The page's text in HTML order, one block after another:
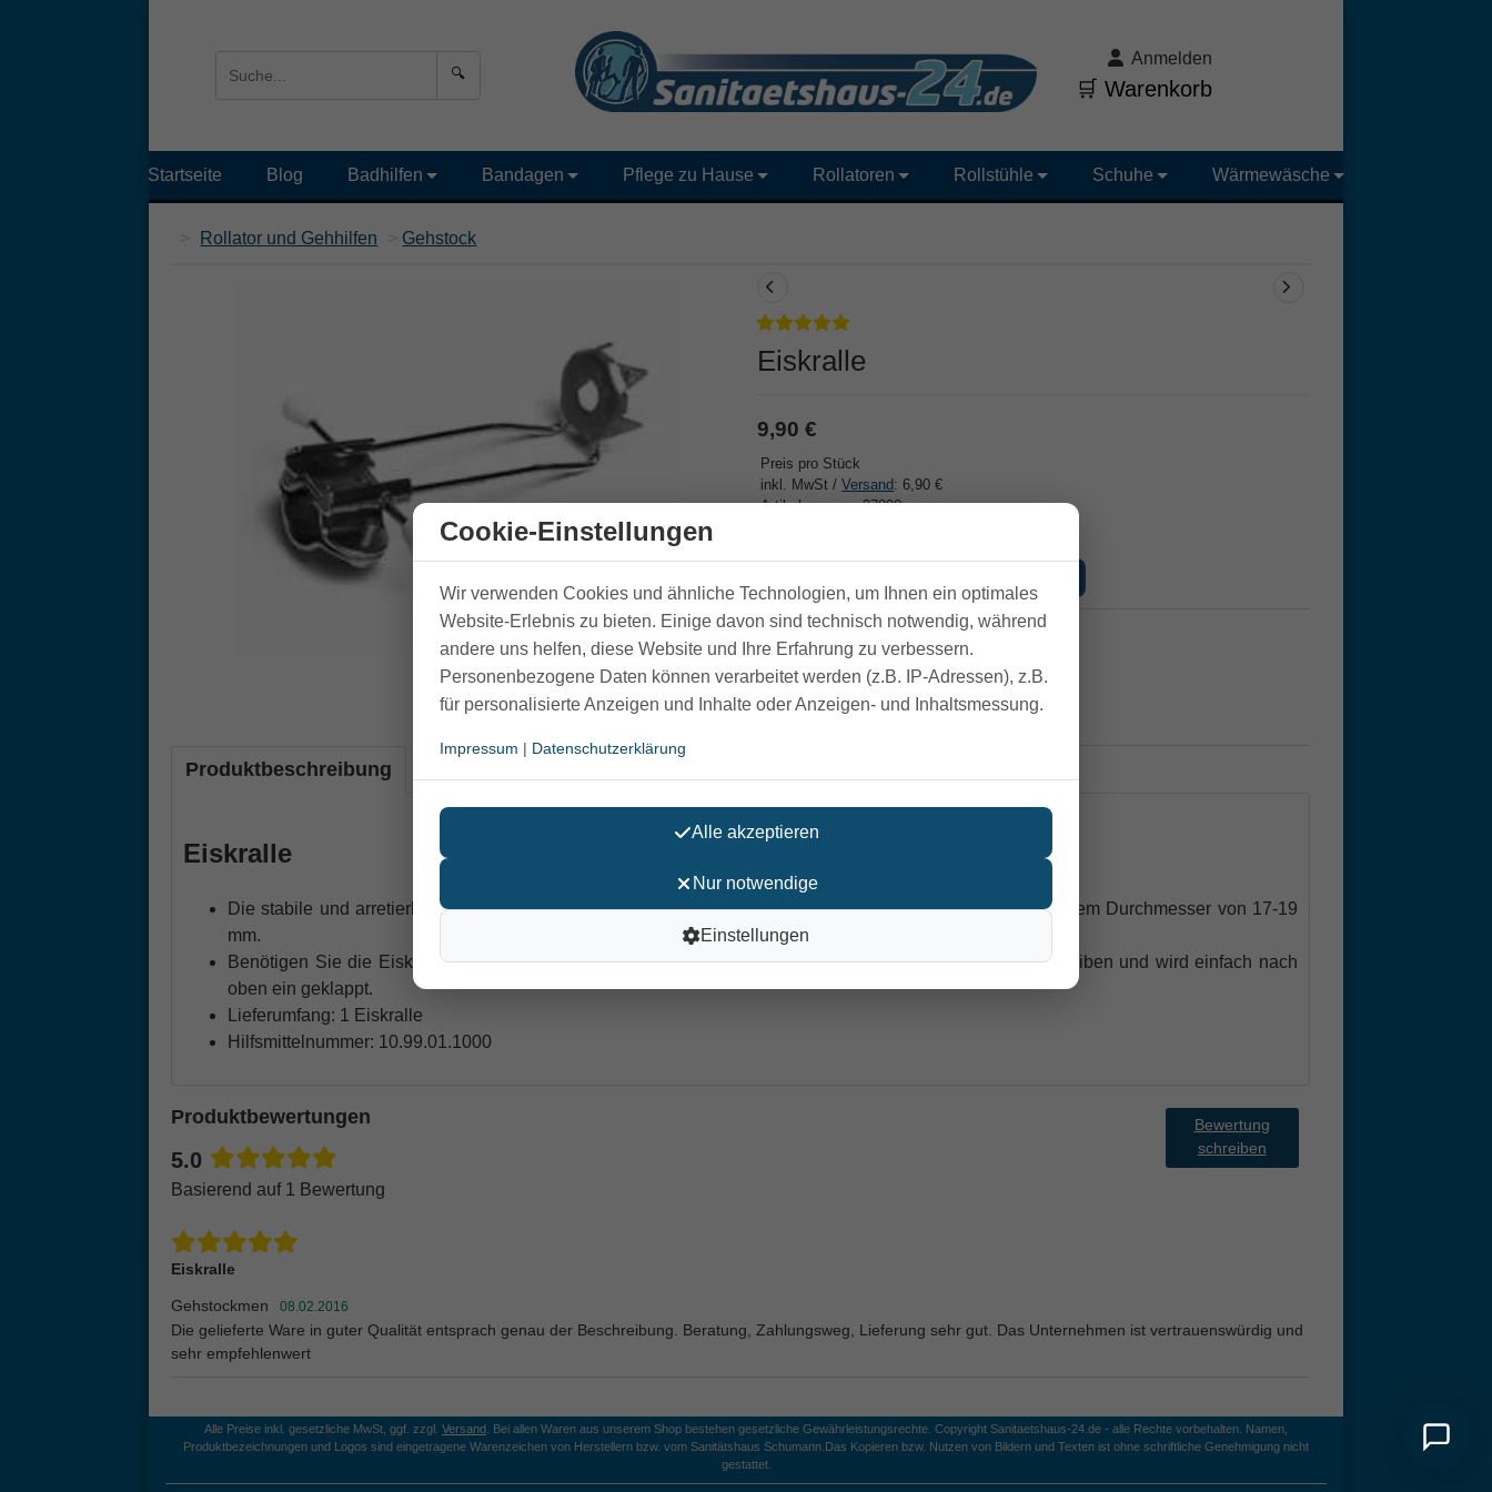
🔍
Anmelden
🛒 Warenkorb
Startseite Blog Badhilfen Bandagen Pflege zu Hause Rollatoren Rollstühle Schuhe Wärmewäsche
Rollator und Gehhilfen Gehstock
Eiskralle
9,90 €
Preis pro Stück
inkl. MwSt /Versand: 6,90 €
Artikelnummer: 37800
Rezept einreichen
Produktbeschreibung
Eiskralle
Die stabile und arretierbareEiskrallemit 5 Dornen ist geeignet für Gehstöcke und Unterarmstützen mit einem Durchmesser von 17-19
mm.
Benötigen Sie die Eiskralle aufgrund der Witterung oder zu Hause nicht, kann sie an Ihrer Gehhilfe verbleiben und wird einfach nach
oben ein geklappt.
Lieferumfang: 1 Eiskralle
Hilfsmittelnummer: 10.99.01.1000
Bewertung
schreiben
Produktbewertungen
5.0
Basierend auf 1 Bewertung
Eiskralle
Gehstockmen 08.02.2016
Die gelieferte Ware in guter Qualität entsprach genau der Beschreibung. Beratung, Zahlungsweg, Lieferung sehr gut. Das Unternehmen ist vertrauenswürdig und
sehr empfehlenwert
Alle Preise inkl. gesetzliche MwSt, ggf. zzgl. Versand . Bei allen Waren aus unserem Shop bestehen gesetzliche Gewährleistungsrechte. Copyright Sanitaetshaus-24.de - alle Rechte vorbehalten. Namen,
Produktbezeichnungen und Logos sind eingetragene Warenzeichen von Herstellern bzw. vom Sanitätshaus Schumann. Das Kopieren bzw. Nutzen von Bildern und Texten ist ohne schriftliche Genehmigung nicht
gestattet.
Cookie-Einstellungen
Wir verwenden Cookies und ähnliche Technologien, um Ihnen ein optimales
Website-Erlebnis zu bieten. Einige davon sind technisch notwendig, während
andere uns helfen, diese Website und Ihre Erfahrung zu verbessern.
Personenbezogene Daten können verarbeitet werden (z.B. IP-Adressen), z.B.
für personalisierte Anzeigen und Inhalte oder Anzeigen- und Inhaltsmessung.
Impressum | Datenschutzerklärung
Alle akzeptieren
Nur notwendige
Einstellungen